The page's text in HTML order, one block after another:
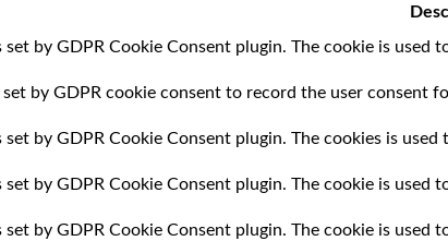
set by GDPR Cookie Consent plugin. The cookie is
set by GDPR cookie consent to record the user consent
set by GDPR Cookie Consent plugin. The cookies is
set by GDPR Cookie Consent plugin. The cookie is
set by GDPR Cookie Consent plugin. The cookie is